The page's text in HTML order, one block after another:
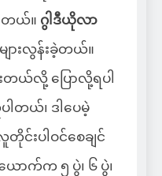
တယ်။ ဂွါဒီယိုလာ
ျားလွန်းခဲ့တယ်။
ယ်လို့ ပြောလို့ရပါ
တယ်၊ ဒါပေမဲ့
င်းပါဝင်စေချင်
ာက်က ၅ ပွဲ၊ ၆ ပွဲ၊